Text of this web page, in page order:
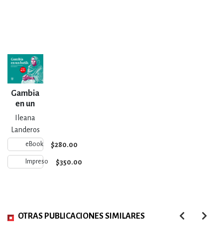
Gambia
en un
batik
Ileana
Landeros
eBook $280.00
Impreso $350.00
OTRAS PUBLICACIONES SIMILARES